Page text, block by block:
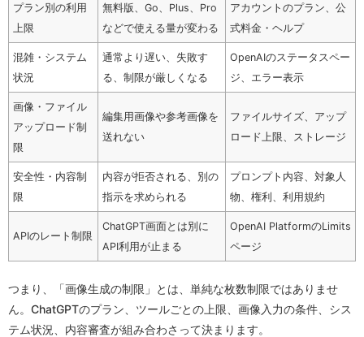
プラン別の利用
上限
無料版、Go、Plus、Pro
などで使える量が変わる
アカウントのプラン、公
式料金・ヘルプ
混雑・システム
状況
通常より遅い、失敗す
る、制限が厳しくなる
OpenAIのステータスペー
ジ、エラー表示
画像・ファイル
アップロード制
限
編集用画像や参考画像を
送れない
ファイルサイズ、アップ
ロード上限、ストレージ
安全性・内容制
限
内容が拒否される、別の
指示を求められる
プロンプト内容、対象人
物、権利、利用規約
APIのレート制限
ChatGPT画面とは別に
API利用が止まる
OpenAI PlatformのLimits
ページ
つまり、「画像生成の制限」とは、単純な枚数制限ではありませ
ん。ChatGPTのプラン、ツールごとの上限、画像入力の条件、シス
テム状況、内容審査が組み合わさって決まります。